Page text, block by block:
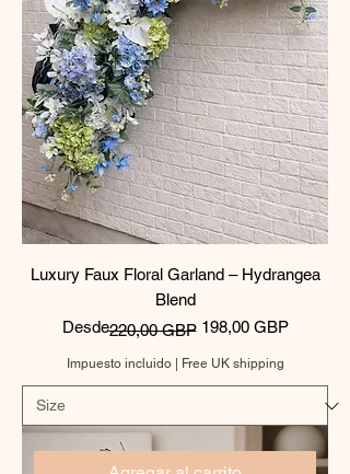
Luxury Faux Floral Garland – Hydrangea
Blend
Desde
Precio220,00 GBP 198,00 GBP
Precio de oferta
Impuesto incluido| Free UK shipping